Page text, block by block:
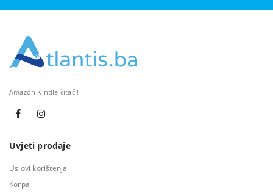
Amazon Kindle čitači!
Uvjeti prodaje
Uslovi korištenja
Korpa